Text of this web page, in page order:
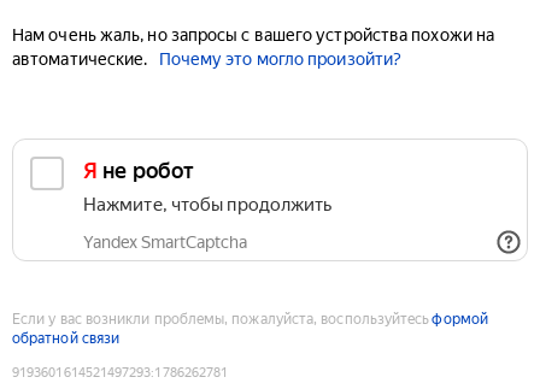
Нам очень жаль, но запросы с вашего устройства похожи на
автоматические.
Почему это могло произойти?
Я не робот
Нажмите, чтобы продолжить
Yandex SmartCaptcha
Если у вас возникли проблемы, пожалуйста, воспользуйтесьформой
обратной связи
9193601614521497293:1786262781